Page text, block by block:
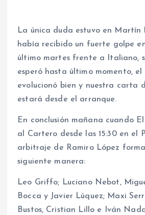
La única duda estuvo en Martín
había recibido un fuerte golpe
último martes frente a Italiano,
esperó hasta último momento, el
evolucionó bien y nuestra carta
estará desde el arranque.
En conclusión mañana cuando
al Cartero desde las 15:30 en el
arbitraje de Ramiro López
siguiente manera:
Leo Griffo; Luciano Nebot,
Bocca y Javier Lúquez; Maxi
Bustos, Cristian Lillo e Iván